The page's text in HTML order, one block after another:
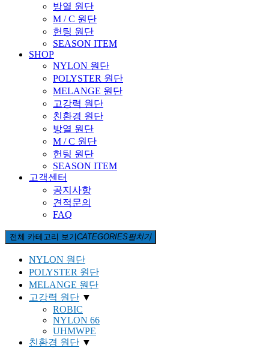
방열 원단
M / C 원단
헌팅 원단
SEASON ITEM
SHOP
NYLON 원단
POLYSTER 원단
MELANGE 원단
고강력 원단
친환경 원단
방열 원단
M / C 원단
헌팅 원단
SEASON ITEM
고객센터
공지사항
견적문의
FAQ
전체 카테고리 보기CATEGORIES펼치기
NYLON 원단
POLYSTER 원단
MELANGE 원단
고강력 원단 ▼
ROBIC
NYLON 66
UHMWPE
친환경 원단 ▼